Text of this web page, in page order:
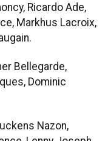
Ricardo Ade,
Markhus Lacroix,
Bellegarde,
Dominic
Nazon,